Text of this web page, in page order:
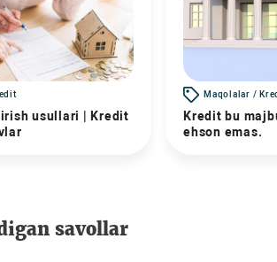
usullari | Kredit
Maqolalar /
Kredit bu
ehson emas.
savollar